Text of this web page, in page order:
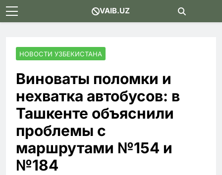
Skip
to
VAIB.UZ
НОВОСТИ УЗБЕКИСТАНА
Виноваты поломки и
нехватка автобусов: в
Ташкенте объяснили
проблемы с
маршрутами №154 и
№184